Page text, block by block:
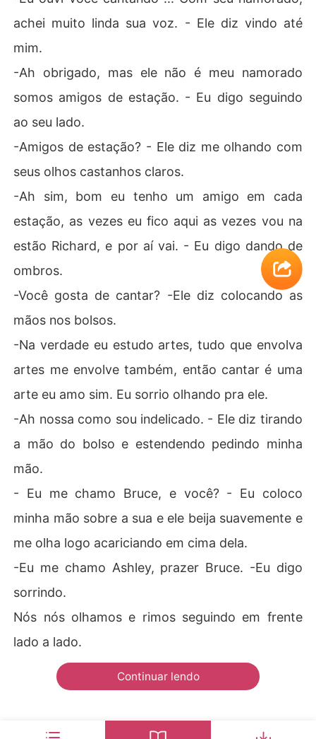
achei muito linda sua voz. - Ele diz vindo até
mim.
-Ah obrigado, mas ele não é meu namorado
somos amigos de estação. - Eu digo seguindo
ao seu lado.
-Amigos de estação? - Ele diz me olhando com
seus olhos castanhos claros.
-Ah sim, bom eu tenho um amigo em cada
estação, as vezes eu fico aqui as vezes vou na
estão Richard, e por aí vai. - Eu digo dando de
ombros.
-Você gosta de cantar? -Ele diz colocando as
mãos nos bolsos.
-Na verdade eu estudo artes, tudo que envolva
artes me envolve também, então cantar é uma
arte eu amo sim. Eu sorrio olhando pra ele.
-Ah nossa como sou indelicado. - Ele diz tirando
a mão do bolso e estendendo pedindo minha
mão.
- Eu me chamo Bruce, e você? - Eu coloco
minha mão sobre a sua e ele beija suavemente e
me olha logo acariciando em cima dela.
-Eu me chamo Ashley, prazer Bruce. -Eu digo
sorrindo.
Nós nós olhamos e rimos seguindo em frente
lado a lado.
Continuar lendo